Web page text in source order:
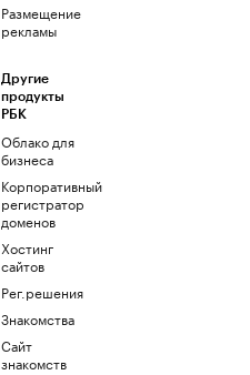
Размещение
рекламы
Другие
продукты
РБК
Облако для
бизнеса
Корпоративный
регистратор
доменов
Хостинг
сайтов
Рег.решения
Знакомства
Сайт
знакомств